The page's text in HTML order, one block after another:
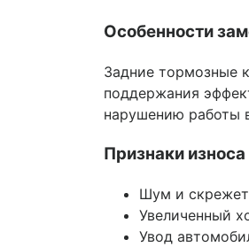
Особенности
Задние тормозные
поддержания
нарушению работы
Признаки
Шум и
Увеличенный
Увод